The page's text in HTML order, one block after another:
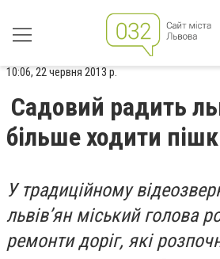
10:06, 22 червня 2013 р.
Садовий радить
більше ходити
У традиційному
львів’ян міський голова
ремонти доріг, які